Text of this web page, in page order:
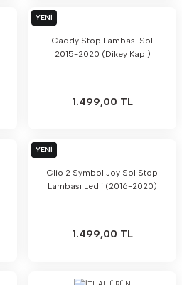
YENİ
Caddy Stop Lambası Sol
2015-2020 (Dikey Kapı)
1.499,00 TL
YENİ
Clio 2 Symbol Joy Sol Stop
Lambası Ledli (2016-2020)
1.499,00 TL